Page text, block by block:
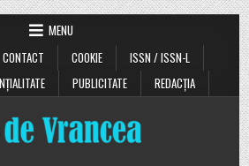
MENU
CONTACT COOKIE
ISSN / ISSN-L
PUBLICITATE REDACȚIA